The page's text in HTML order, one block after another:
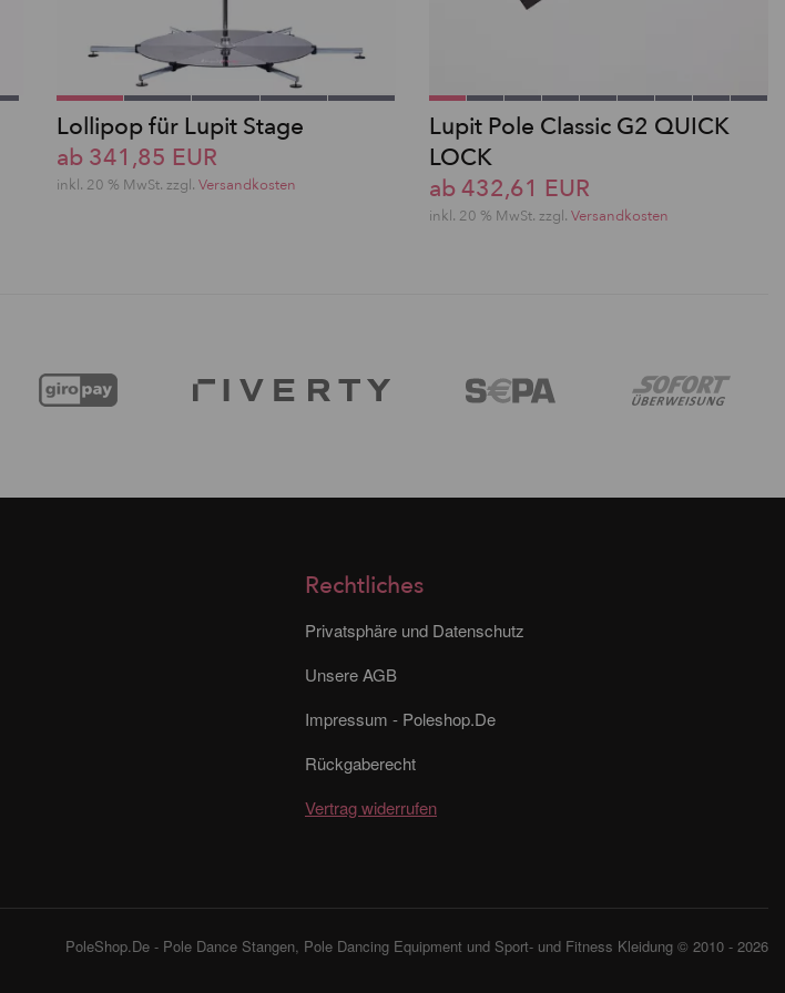
Lollipop für Lupit Stage
ab 341,85 EUR
inkl. 20 % MwSt. zzgl. Versandkosten
Lupit Pole Classic G2 QUICK
LOCK
ab 432,61 EUR
inkl. 20 % MwSt. zzgl. Versandkosten
Rechtliches
Privatsphäre und Datenschutz
Unsere AGB
Impressum - Poleshop.De
Rückgaberecht
Vertrag widerrufen
PoleShop.De - Pole Dance Stangen, Pole Dancing Equipment und Sport- und Fitness Kleidung © 2010 - 2026